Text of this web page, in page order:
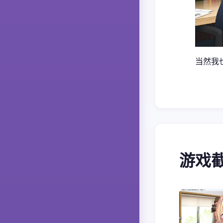
当然我
游戏